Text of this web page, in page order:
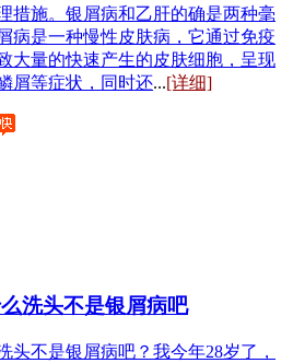
措施。银屑病和乙肝的确是两种毫
病是一种慢性皮肤病，它通过免疫
大量的快速产生的皮肤细胞，呈现
屑等症状，同时还...[详细]
洗头不是银屑病吧
头不是银屑病吧？我今年28岁了，